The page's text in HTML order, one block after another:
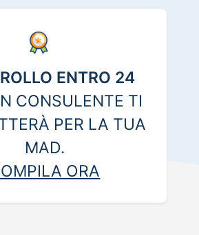
ENTRO 24
CONSULENTE TI
PER LA TUA
MAD.
ORA